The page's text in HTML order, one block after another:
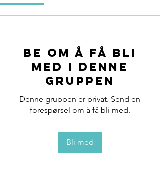
Be om å få bli
med i denne
gruppen
Denne gruppen er privat. Send en
forespørsel om å få bli med.
Bli med